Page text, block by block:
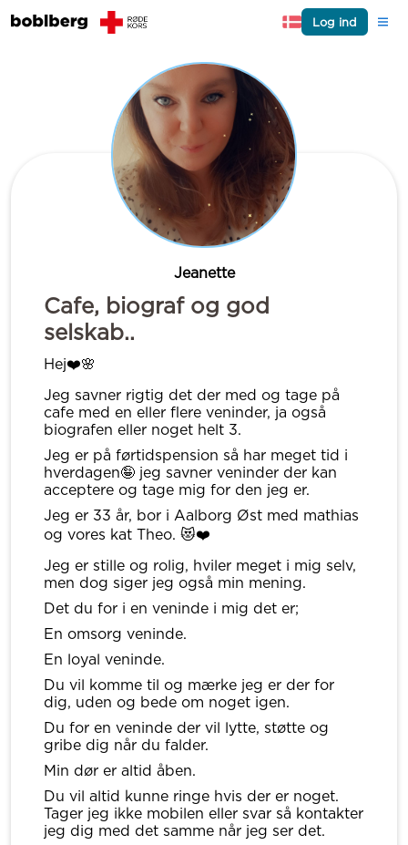
Log ind
Jeanette
Cafe, biograf og god
selskab..
Hej❤️🌸
Jeg savner rigtig det der med og tage på
cafe med en eller flere veninder, ja også
biografen eller noget helt 3.
Jeg er på førtidspension så har meget tid i
hverdagen🤪 jeg savner veninder der kan
acceptere og tage mig for den jeg er.
Jeg er 33 år, bor i Aalborg Øst med mathias
og vores kat Theo. 😻❤️
Jeg er stille og rolig, hviler meget i mig selv,
men dog siger jeg også min mening.
Det du for i en veninde i mig det er;
En omsorg veninde.
En loyal veninde.
Du vil komme til og mærke jeg er der for
dig, uden og bede om noget igen.
Du for en veninde der vil lytte, støtte og
gribe dig når du falder.
Min dør er altid åben.
Du vil altid kunne ringe hvis der er noget.
Tager jeg ikke mobilen eller svar så kontakter
jeg dig med det samme når jeg ser det.